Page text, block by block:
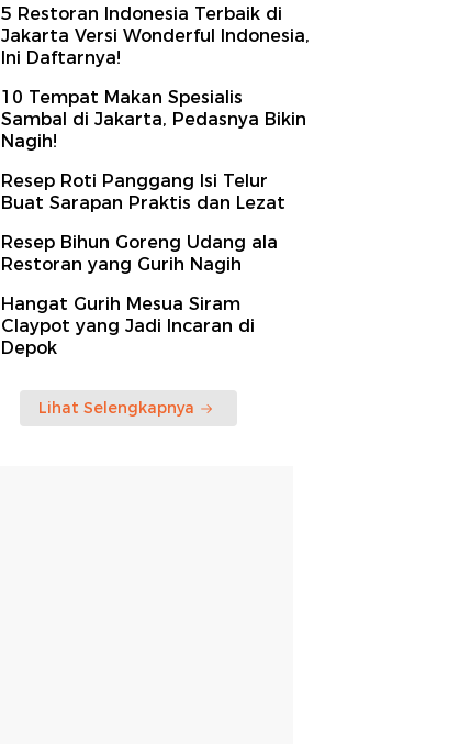
5 Restoran Indonesia Terbaik di
Jakarta Versi Wonderful Indonesia,
Ini Daftarnya!
10 Tempat Makan Spesialis
Sambal di Jakarta, Pedasnya Bikin
Nagih!
Resep Roti Panggang Isi Telur
Buat Sarapan Praktis dan Lezat
Resep Bihun Goreng Udang ala
Restoran yang Gurih Nagih
Hangat Gurih Mesua Siram
Claypot yang Jadi Incaran di
Depok
Lihat Selengkapnya